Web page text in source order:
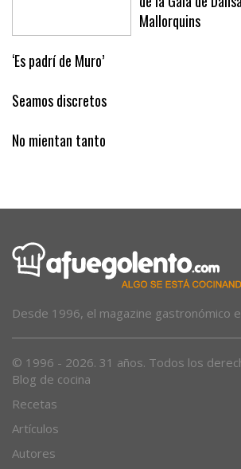
Mallorquins
‘Es padrí de Muro’
Seamos discretos
No mientan tanto
Desde 1996, el magazine gastronómico
© 1996 - 2026. 31 años. Todos los
Blog de cocina
Recetas
Artículos
Autores